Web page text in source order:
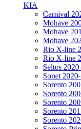
KIA
Carnival
Mohave
Mohave
Mohave
Rio X-line
Rio X-line
Seltos
Sonet
Sorento
Sorento
Sorento
Sorento
Sorento